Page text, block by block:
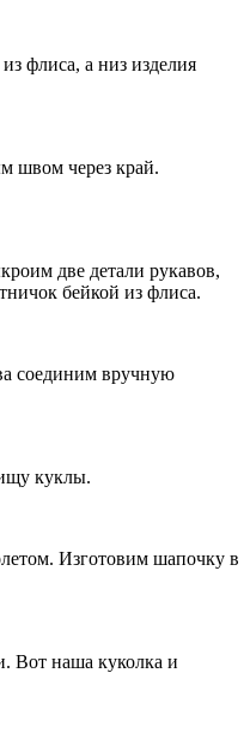
флиса, а низ изделия
швом через край.
две детали рукавов,
бейкой из флиса.
соединим вручную
куклы.
Изготовим шапочку в
Вот наша куколка и